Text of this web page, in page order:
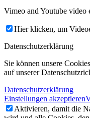
Vimeo and Youtube video
Hier klicken, um
Datenschutzerklärung
Sie können unsere
auf unserer
Datenschutzerklärung
Einstellungen akzeptieren
Aktivieren, damit die